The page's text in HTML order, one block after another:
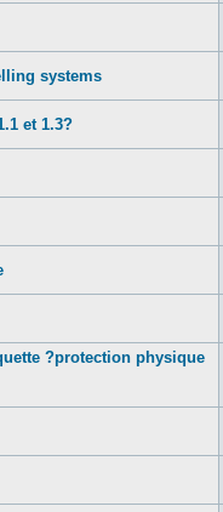
systems
et 1.3?
?protection physique